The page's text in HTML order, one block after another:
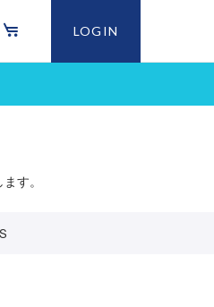
LOGIN
す。